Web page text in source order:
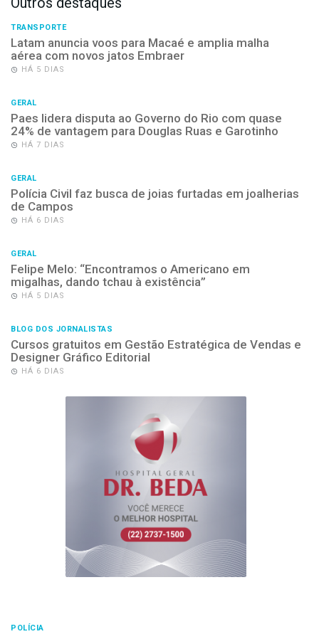
TRANSPORTE
Latam anuncia voos para Macaé e amplia malha
aérea com novos jatos Embraer
HÁ 5 DIAS
GERAL
Paes lidera disputa ao Governo do Rio com quase
24% de vantagem para Douglas Ruas e Garotinho
HÁ 7 DIAS
GERAL
Polícia Civil faz busca de joias furtadas em joalherias
de Campos
HÁ 6 DIAS
GERAL
Felipe Melo: “Encontramos o Americano em
migalhas, dando tchau à existência”
HÁ 5 DIAS
BLOG DOS JORNALISTAS
Cursos gratuitos em Gestão Estratégica de Vendas e
Designer Gráfico Editorial
HÁ 6 DIAS
POLÍCIA